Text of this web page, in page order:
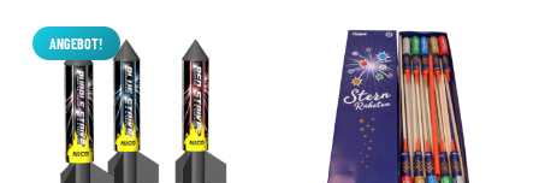
ANGEBOT!